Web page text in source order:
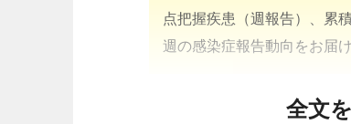
点把握疾患（週報告）、累
週の感染症報告動向をお届け
全文